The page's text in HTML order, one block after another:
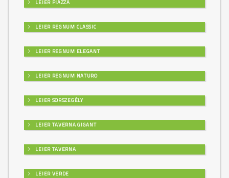
LEIER PIAZZA
LEIER REGNUM CLASSIC
LEIER REGNUM ELEGANT
LEIER REGNUM NATURO
LEIER SORSZEGÉLY
LEIER TAVERNA GIGANT
LEIER TAVERNA
LEIER VERDE